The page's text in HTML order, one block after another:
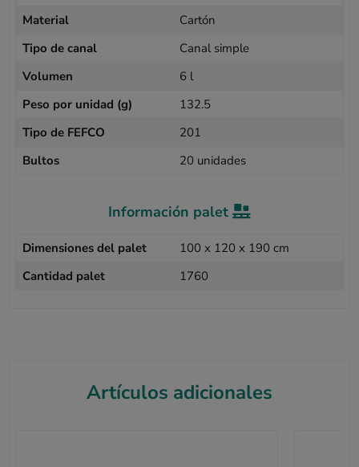
Material
Cartón
Tipo de canal
Canal simple
Volumen
6 l
Peso por unidad (g)
132.5
Tipo de FEFCO
201
Bultos
20 unidades
Información palet
Dimensiones del palet
100 x 120 x 190 cm
Cantidad palet
1760
Artículos adicionales